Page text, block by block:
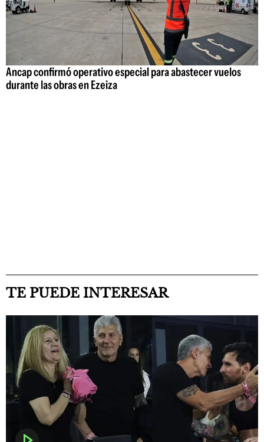
Ancap confirmó operativo especial para abastecer vuelos
durante las obras en Ezeiza
TE PUEDE INTERESAR